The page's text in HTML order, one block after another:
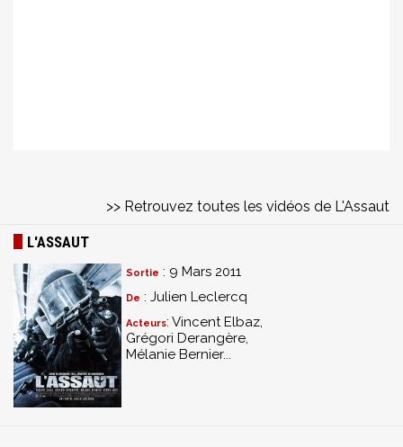
>> Retrouvez toutes les vidéos de L'Assaut
L'ASSAUT
Sortie : 9 Mars 2011
De : Julien Leclercq
Acteurs: Vincent Elbaz,
Grégori Derangère,
Mélanie Bernier...